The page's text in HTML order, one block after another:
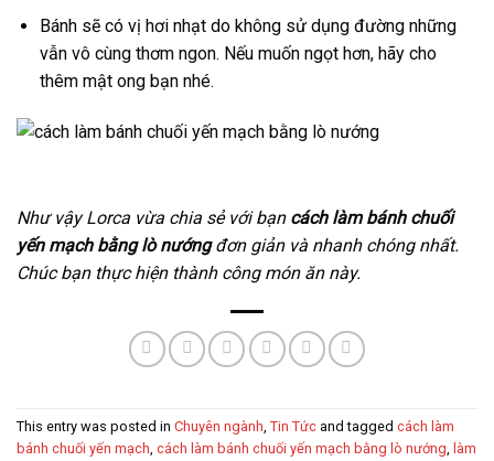
Bánh sẽ có vị hơi nhạt do không sử dụng đường những
vẫn vô cùng thơm ngon. Nếu muốn ngọt hơn, hãy cho
thêm mật ong bạn nhé.
Như vậy Lorca vừa chia sẻ với bạn cách làm bánh chuối
yến mạch bằng lò nướngđơn giản và nhanh chóng nhất.
Chúc bạn thực hiện thành công món ăn này.
This entry was posted in Chuyên ngành, Tin Tức and tagged cách làm
bánh chuối yến mạch, cách làm bánh chuối yến mạch bằng lò nướng, làm